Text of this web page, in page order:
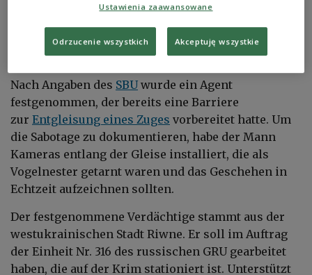
Explosionen auf Bahnlinien zu verüben, die für den
Transport von Waffen und Ausrüstung an die Front
genutzt werden.
Nach Angaben des SBU wurde ein Agent
festgenommen, der bereits eine Barriere
zur Entgleisung eines Zuges vorbereitet hatte. Um
die Sabotage zu dokumentieren, habe der Mann
Kameras entlang der Gleise installiert, die als
Vogelnester getarnt waren und das Geschehen in
Echtzeit aufzeichnen sollten.
Der festgenommene Verdächtige stammt aus der
westukrainischen Stadt Riwne. Er soll im Auftrag
der Einheit Nr. 316 des russischen GRU gearbeitet
haben, die auf der Krim stationiert ist. Unterstützt
Ustawienia zaawansowane
Odrzucenie wszystkich Akceptuję wszystkie